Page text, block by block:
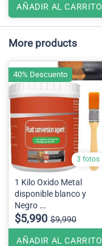
AÑADIR AL CARRITO
More products
3 fotos
1 Kilo Oxido Metal
disponible blanco y
Negro
( No incluye brocha )
$5,990 $9,990
AÑADIR AL CARRITO
40% Descuento